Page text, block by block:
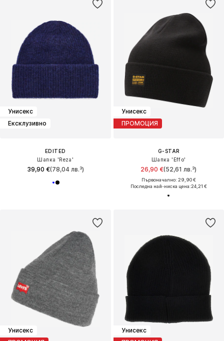
Унисекс
Ексклузивно
EDITED
Шапка 'Reza'
39,90 €(78,04 лв.³)
Унисекс
ПРОМОЦИЯ
G-STAR
Шапка 'Effo'
26,90 €(52,61 лв.³)
Първоначално: 29,90 €
Последна най-ниска цена:24,21 €
Унисекс
Унисекс